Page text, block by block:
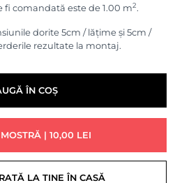
comandată este de 1.00 m2.
dorite 5cm / lățime și 5cm /
rezultate la montaj.
ÎN COȘ
| 10,00 LEI
LA TINE ÎN CASĂ